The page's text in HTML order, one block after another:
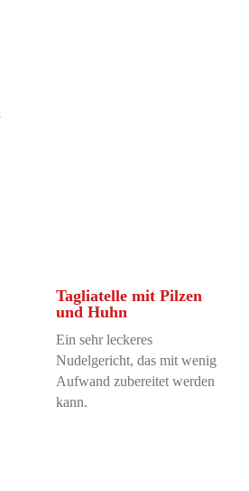
Tagliatelle mit Pilzen
und Huhn
Ein sehr leckeres
Nudelgericht, das mit wenig
Aufwand zubereitet werden
kann.